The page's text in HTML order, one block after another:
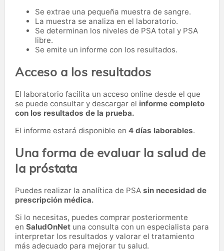
Se extrae una pequeña muestra de sangre.
La muestra se analiza en el laboratorio.
Se determinan los niveles de PSA total y PSA
libre.
Se emite un informe con los resultados.
Acceso a los resultados
El laboratorio facilita un acceso online desde el que
se puede consultar y descargar el informe completo
con los resultados de la prueba.
El informe estará disponible en 4 días laborables.
Una forma de evaluar la salud de
la próstata
Puedes realizar la analítica de PSA sin necesidad de
prescripción médica.
Si lo necesitas, puedes comprar posteriormente
en SaludOnNet una consulta con un especialista para
interpretar los resultados y valorar el tratamiento
más adecuado para mejorar tu salud.